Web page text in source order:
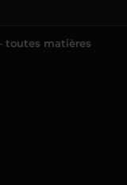
toutes matières